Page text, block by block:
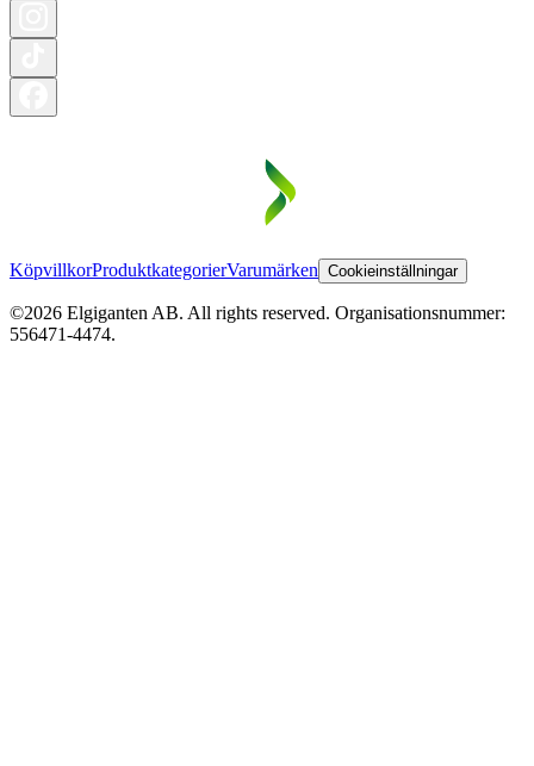
KöpvillkorProduktkategorierVarumärken Cookieinställningar
©2026 Elgiganten AB. All rights reserved. Organisationsnummer:
556471-4474.